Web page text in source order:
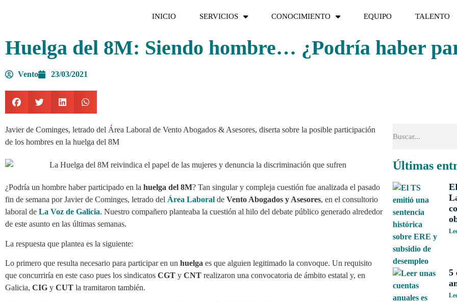
INICIO SERVICIOS CONOCIMIENTO EQUIPO TALENTO
Huelga del 8M: Siendo hombre… ¿Podría haber
Vento 23/03/2021
Javier de Cominges, letrado del Área Laboral de Vento Abogados & Asesores, diserta sobre la posible participación
de los hombres en la huelga del 8M
¿Podría un hombre haber participado en la huelga del 8M? Tan singular y compleja cuestión fue analizada el pasado
fin de semana por Javier de Cominges, letrado del Área Laboral de Vento Abogados y Asesores, en el consultorio
laboral de La Voz de Galicia. Nuestro compañero planteaba la cuestión al hilo del debate público generado alrededor
de este asunto en las últimas semanas.
La respuesta que plantea es la siguiente:
Lo primero que resulta necesario para participar en un huelga es que alguien legitimado la convoque. Un requisito
que concurriría en este caso pues los sindicatos CGT y CNT realizaron una convocatoria de ámbito estatal y, en
Galicia, CIG y CUT la tramitaron también.
Últimas
5